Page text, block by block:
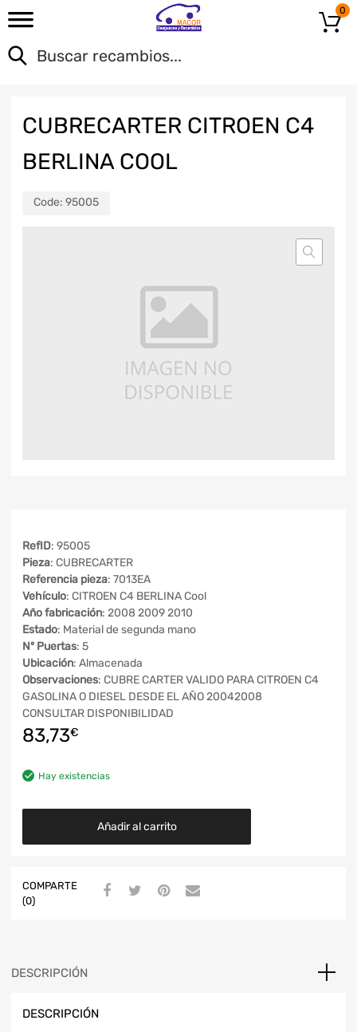
0
CUBRECARTER CITROEN C4
BERLINA COOL
Code: 95005
RefID: 95005
Pieza: CUBRECARTER
Referencia pieza: 7013EA
Vehículo: CITROEN C4 BERLINA Cool
Año fabricación: 2008 2009 2010
Estado: Material de segunda mano
Nº Puertas: 5
Ubicación: Almacenada
Observaciones: CUBRE CARTER VALIDO PARA CITROEN C4
GASOLINA O DIESEL DESDE EL AÑO 20042008
CONSULTAR DISPONIBILIDAD
83,73€
Hay existencias
Añadir al carrito
COMPARTE
(0)
DESCRIPCIÓN
DESCRIPCIÓN